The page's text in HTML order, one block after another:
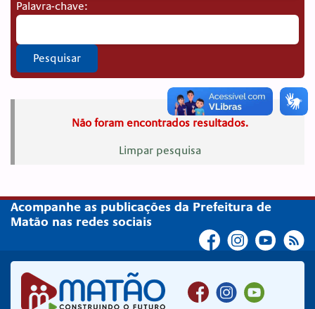
Palavra-chave:
Pesquisar
Não foram encontrados resultados.
Limpar pesquisa
Acompanhe as publicações da Prefeitura de
Matão nas redes sociais